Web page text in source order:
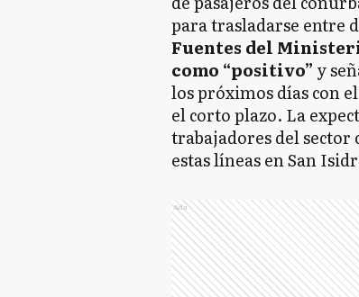
para trasladarse entre
Fuentes del
como “positivo” y
los próximos días con
el corto plazo. La
trabajadores del
estas líneas en San
Ads